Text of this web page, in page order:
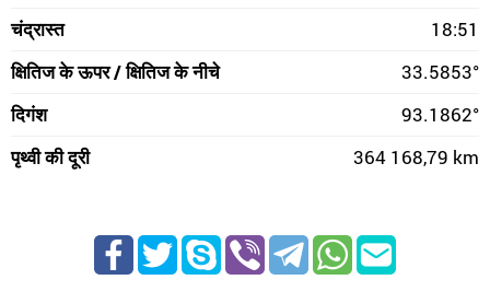
चंद्रास्त
18:51
क्षितिज के ऊपर / क्षितिज के नीचे
33.5853°
दिगंश
93.1862°
पृथ्वी की दूरी
364 168,79 km